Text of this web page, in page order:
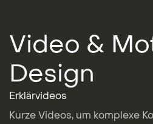
Video &
Design
Erklärvideos
Kurze Videos, um komplexe